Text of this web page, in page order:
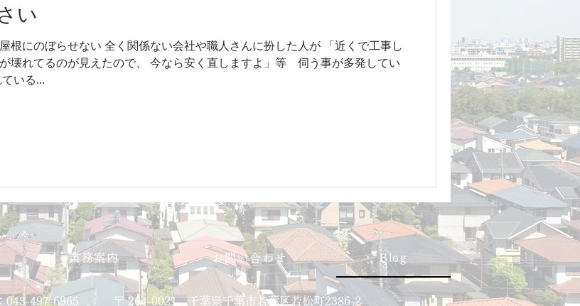
い
根にのぼらせない 全く関係ない会社や職人さんに扮した人が 「近くで工事し
壊れてるのが見えたので、 今なら安く直しますよ」等 伺う事が多発してい
いる...
業務案内 お問い合わせ Blog
〒 264-0021 千葉県千葉市若葉区若松町2386-2
043-497-6965